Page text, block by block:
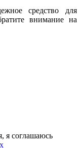
средство для
внимание на
я соглашаюсь